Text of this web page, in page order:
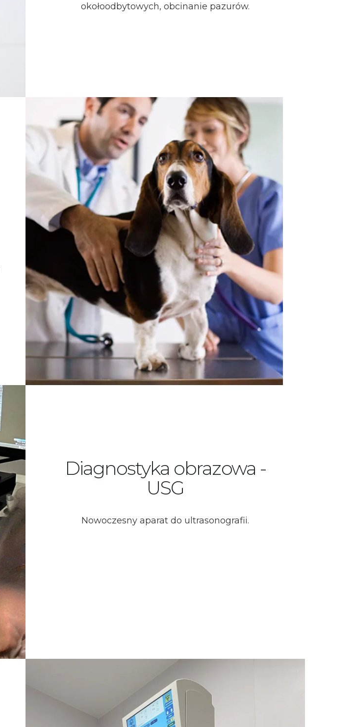
okołoodbytowych, obcinanie pazurów.
Diagnostyka obrazowa -
USG
Nowoczesny aparat do ultrasonografii.